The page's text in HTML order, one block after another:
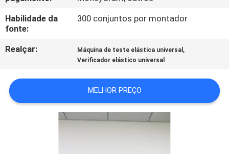
UMAS
CITAÇÕES
MAPA
DO
SITE
PRIVACY
Habilidade da
fonte:
300 conjuntos por montador
Realçar: Máquina de teste elástica universal ,
Verificador elástico universal
MELHOR PREÇO